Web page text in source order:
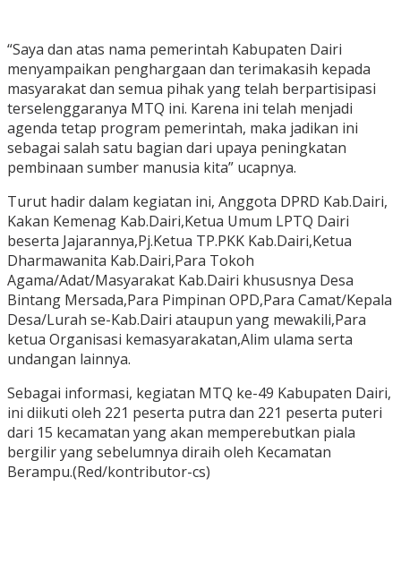
“Saya dan atas nama pemerintah Kabupaten Dairi
menyampaikan penghargaan dan terimakasih kepada
masyarakat dan semua pihak yang telah berpartisipasi
terselenggaranya MTQ ini. Karena ini telah menjadi
agenda tetap program pemerintah, maka jadikan ini
sebagai salah satu bagian dari upaya peningkatan
pembinaan sumber manusia kita” ucapnya.
Turut hadir dalam kegiatan ini, Anggota DPRD Kab.Dairi,
Kakan Kemenag Kab.Dairi,Ketua Umum LPTQ Dairi
beserta Jajarannya,Pj.Ketua TP.PKK Kab.Dairi,Ketua
Dharmawanita Kab.Dairi,Para Tokoh
Agama/Adat/Masyarakat Kab.Dairi khususnya Desa
Bintang Mersada,Para Pimpinan OPD,Para Camat/Kepala
Desa/Lurah se-Kab.Dairi ataupun yang mewakili,Para
ketua Organisasi kemasyarakatan,Alim ulama serta
undangan lainnya.
Sebagai informasi, kegiatan MTQ ke-49 Kabupaten Dairi,
ini diikuti oleh 221 peserta putra dan 221 peserta puteri
dari 15 kecamatan yang akan memperebutkan piala
bergilir yang sebelumnya diraih oleh Kecamatan
Berampu.(Red/kontributor-cs)